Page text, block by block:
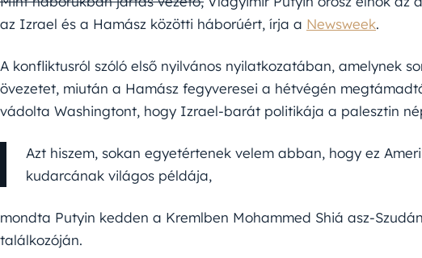
az Izrael és a Hamász közötti háborúért, írja a Newsweek.
A konfliktusról szóló első nyilvános nyilatkozatában, amelynek
övezetet, miután a Hamász fegyveresei a hétvégén
vádolta Washingtont, hogy Izrael-barát politikája a palesztin
Azt hiszem, sokan egyetértenek velem abban, hogy ez
kudarcának világos példája,
mondta Putyin kedden a Kremlben Mohammed Shiá asz-
találkozóján.